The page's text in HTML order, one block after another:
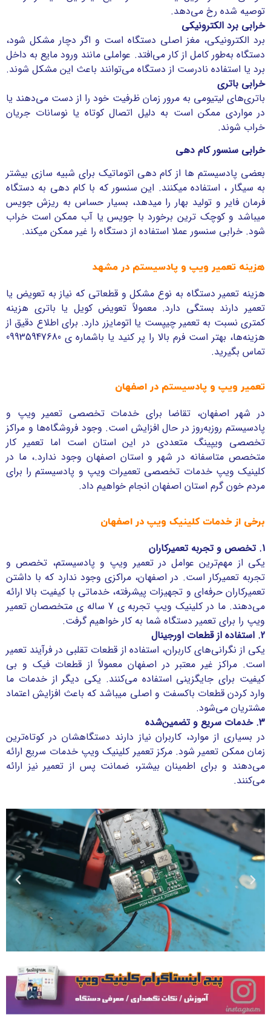
توصیه شده رخ می‌دهد.
خرابی برد الکترونیکی
برد الکترونیکی، مغز اصلی دستگاه است و اگر دچار مشکل شود،
دستگاه به‌طور کامل از کار می‌افتد. عواملی مانند ورود مایع به داخل
برد یا استفاده نادرست از دستگاه می‌توانند باعث این مشکل شوند.
خرابی باتری
باتری‌های لیتیومی به مرور زمان ظرفیت خود را از دست می‌دهند یا
در مواردی ممکن است به دلیل اتصال کوتاه یا نوسانات جریان
خراب شوند.
خرابی سنسور کام دهی
بعضی پادسیستم ها از کام دهی اتوماتیک برای شبیه سازی بیشتر
به سیگار ، استفاده میکنند. این سنسور که با کام دهی به دستگاه
فرمان فایر و تولید بهار را میدهد، بسیار حساس به ریزش جویس
میباشد و کوچک ترین برخورد با جویس یا آب ممکن است خراب
شود. خرابی سنسور عملا استفاده از دستگاه را غیر ممکن میکند.
هزینه تعمیر ویپ و پادسیستم در مشهد
هزینه تعمیر دستگاه به نوع مشکل و قطعاتی که نیاز به تعویض یا
تعمیر دارند بستگی دارد. معمولاً تعویض کویل یا باتری هزینه
کمتری نسبت به تعمیر چیپست یا اتومایزر دارد. برای اطلاع دقیق از
هزینه‌ها، بهتر است فرم بالا را پر کنید یا باشماره ی 09935947680
تماس بگیرید.
تعمیر ویپ و پادسیستم در اصفهان
در شهر اصفهان، تقاضا برای خدمات تخصصی تعمیر ویپ و
پادسیستم روزبه‌روز در حال افزایش است. وجود فروشگاه‌ها و مراکز
تخصصی ویپینگ متعددی در این استان است اما تعمیر کار
متخصص متاسفانه در شهر و استان اصفهان وجود ندارد.، ما در
کلینیک ویپ خدمات تخصصی تعمیرات ویپ و پادسیستم را برای
مردم خون گرم استان اصفهان انجام خواهیم داد.
برخی از خدمات کلینیک ویپ در اصفهان
1. تخصص و تجربه تعمیرکاران
یکی از مهم‌ترین عوامل در تعمیر ویپ و پادسیستم، تخصص و
تجربه تعمیرکار است. در اصفهان، مراکزی وجود ندارد که با داشتن
تعمیرکاران حرفه‌ای و تجهیزات پیشرفته، خدماتی با کیفیت بالا ارائه
می‌دهند. ما در کلینیک ویپ تجربه ی 7 ساله ی متخصصان تعمیر
ویپ را برای تعمیر دستگاه شما به کار خواهیم گرفت.
2. استفاده از قطعات اورجینال
یکی از نگرانی‌های کاربران، استفاده از قطعات تقلبی در فرآیند تعمیر
است. مراکز غیر معتبر در اصفهان معمولاً از قطعات فیک و بی
کیفیت برای جایگزینی استفاده می‌کنند. یکی دیگر از خدمات ما
وارد کردن قطعات باکسفت و اصلی میباشد که باعث افزایش اعتماد
مشتریان می‌شود.
3. خدمات سریع و تضمین‌شده
در بسیاری از موارد، کاربران نیاز دارند دستگاهشان در کوتاه‌ترین
زمان ممکن تعمیر شود. مرکز تعمیر کلینیک ویپ خدمات سریع ارائه
می‌دهند و برای اطمینان بیشتر، ضمانت پس از تعمیر نیز ارائه
می‌کنند.